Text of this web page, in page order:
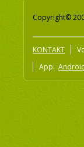
Copyright©
KONTAKT
App: